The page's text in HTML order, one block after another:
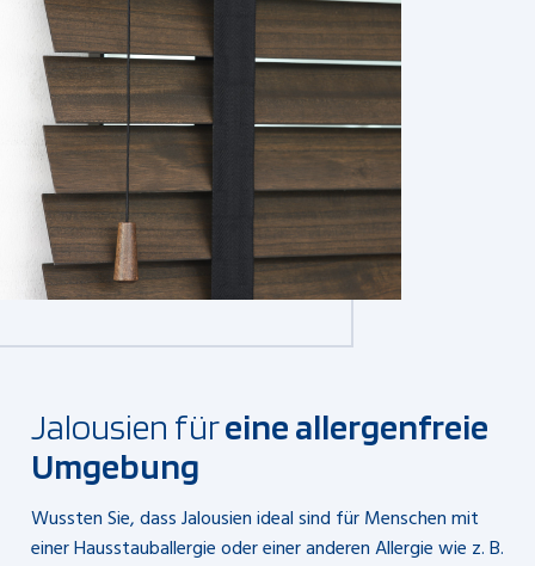
Jalousien füreine allergenfreie
Umgebung
Wussten Sie, dass Jalousien ideal sind für Menschen mit
einer Hausstauballergie oder einer anderen Allergie wie z. B.